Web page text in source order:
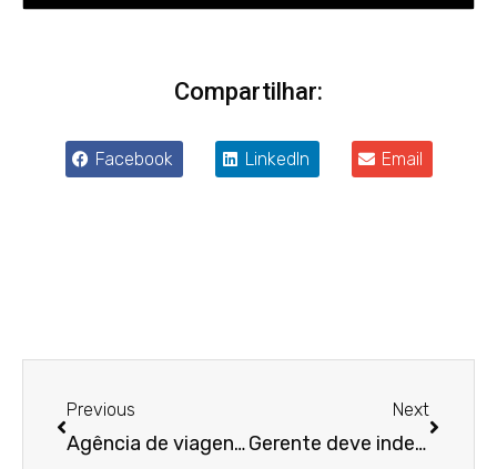
Compartilhar:
Facebook LinkedIn Email
Previous
Agência de viagens é condenada por desistir de recontratar agente por estar grávida
Next
Gerente deve indenizar banco por operações fraudulentas